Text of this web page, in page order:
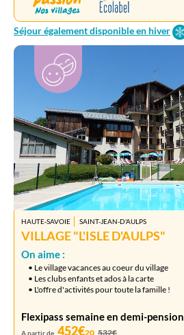
Séjour également disponible en hiver
HAUTE-SAVOIE SAINT-JEAN-D'AULPS
VILLAGE "L'ISLE D'AULPS"
On aime :
• Le village vacances au coeur du village
• Les clubs enfants et ados à la carte
• L'offre d'activités pour toute la famille !
Flexipass semaine en demi-pension
A partir de 452€20 532€